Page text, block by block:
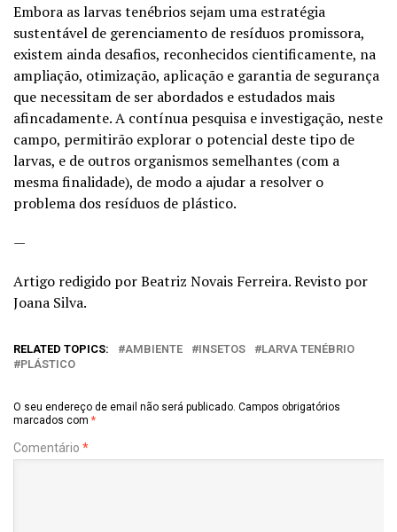
Embora as larvas tenébrios sejam uma estratégia
sustentável de gerenciamento de resíduos promissora,
existem ainda desafios, reconhecidos cientificamente, na
ampliação, otimização, aplicação e garantia de segurança
que necessitam de ser abordados e estudados mais
afincadamente. A contínua pesquisa e investigação, neste
campo, permitirão explorar o potencial deste tipo de
larvas, e de outros organismos semelhantes (com a
mesma finalidade), de modo a ajudar a resolver o
problema dos resíduos de plástico.
—
Artigo redigido por Beatriz Novais Ferreira. Revisto por
Joana Silva.
RELATED TOPICS: AMBIENTE INSETOS
LARVA TENÉBRIO
PLÁSTICO
O seu endereço de email não será publicado. Campos obrigatórios
marcados com *
Comentário *